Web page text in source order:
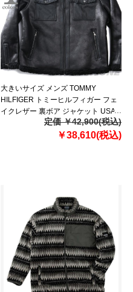
大きいサイズ メンズ TOMMY
HILFIGER トミーヒルフィガー フェ
イクレザー 裏ボア ジャケット USA
直輸入 152as819定価 ￥42,900(税込)
￥38,610(税込)